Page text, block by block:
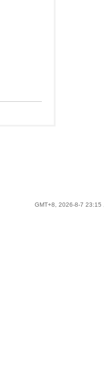
GMT+8, 2026-8-7 23:15